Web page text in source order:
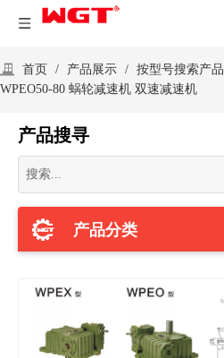
首页 / 产品展示 / 按型号搜索产品
WPEO50-80 蜗轮减速机 双速减速机
产品搜寻
产品分类